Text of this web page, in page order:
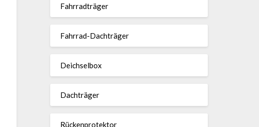
Fahr­rad­träger
Fahrrad-Dach­träger
Deich­selbox
Dach­träger
Rücken­pro­tektor